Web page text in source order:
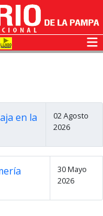
en la
02 Agosto
2026
30 Mayo
2026